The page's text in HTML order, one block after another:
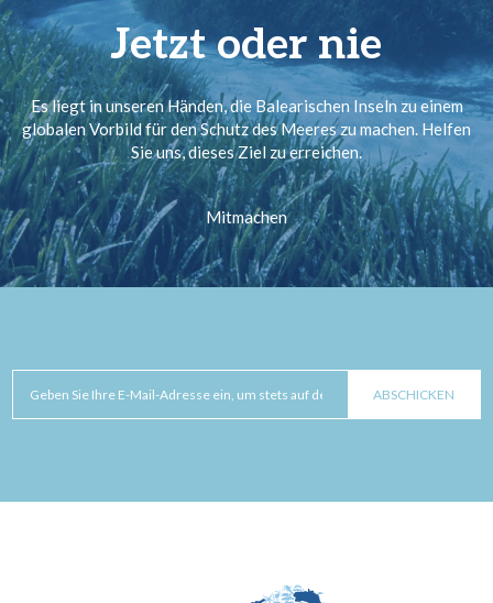
Jetzt oder nie
Es liegt in unseren Händen, die Balearischen Inseln zu einem
globalen Vorbild für den Schutz des Meeres zu machen. Helfen
Sie uns, dieses Ziel zu erreichen.
Mitmachen